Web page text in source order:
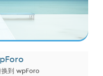
换到 wpForo